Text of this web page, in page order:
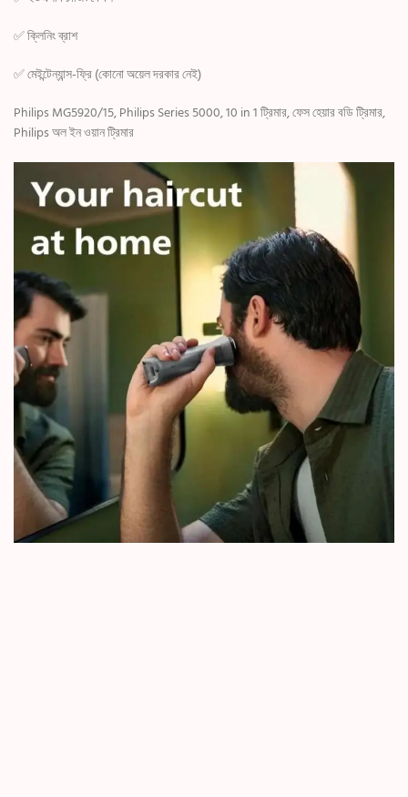
✅ ক্লিনিং ব্রাশ
✅ মেইন্টেন্যান্স-ফ্রি (কোনো অয়েল দরকার নেই)
Philips MG5920/15, Philips Series 5000, 10 in 1 ট্রিমার, ফেস হেয়ার বডি ট্রিমার,
Philips অল ইন ওয়ান ট্রিমার